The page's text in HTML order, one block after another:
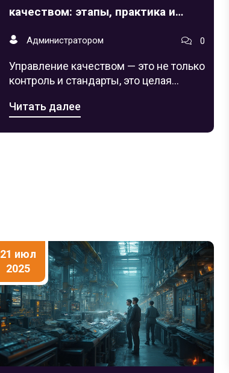
качеством: этапы, практика и
советы
Администратором 0
Управление качеством — это не только
контроль и стандарты, это целая
успех компании. В статье — про
Читать далее
21 июл
2025